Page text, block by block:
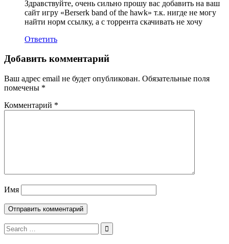
Здравствуйте, очень сильно прошу вас добавить на ваш
сайт игру «Berserk band of the hawk» т.к. нигде не могу
найти норм ссылку, а с торрента скачивать не хочу
Ответить
Добавить комментарий
Ваш адрес email не будет опубликован. Обязательные поля
помечены *
Комментарий *
Имя
Search
for: